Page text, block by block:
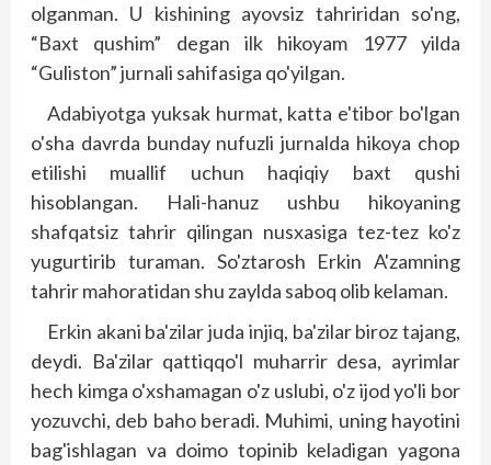
olganman. U kishining ayovsiz tahriridan so'ng,
“Baxt qushim” degan ilk hikoyam 1977 yilda
“Guliston” jurnali sahifasiga qo'yilgan.
Adabiyotga yuksak hurmat, katta e'tibor bo'lgan
o'sha davrda bunday nufuzli jurnalda hikoya chop
etilishi muallif uchun haqiqiy baxt qushi
hisoblangan. Hali-hanuz ushbu hikoyaning
shafqatsiz tahrir qilingan nusxasiga tez-tez ko'z
yugurtirib turaman. So'ztarosh Erkin A'zamning
tahrir mahoratidan shu zaylda saboq olib kelaman.
Erkin akani ba'zilar juda injiq, ba'zilar biroz tajang,
deydi. Ba'zilar qattiqqo'l muharrir desa, ayrimlar
hech kimga o'xshamagan o'z uslubi, o'z ijod yo'li bor
yozuvchi, deb baho beradi. Muhimi, uning hayotini
bag'ishlagan va doimo topinib keladigan yagona